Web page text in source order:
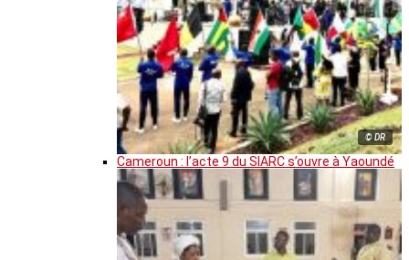
© DR
Cameroun : l’acte 9 du SIARC s’ouvre à Yaoundé